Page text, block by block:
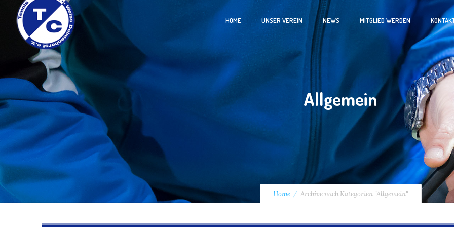
HOME UNSER VEREIN NEWS MITGLIED WERDEN
Allgemein
Home Archive nach Kategorien "Allgemein"